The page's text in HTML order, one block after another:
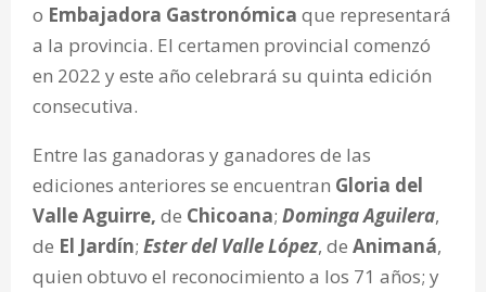
o Embajadora Gastronómica que representará
a la provincia. El certamen provincial comenzó
en 2022 y este año celebrará su quinta edición
consecutiva.
Entre las ganadoras y ganadores de las
ediciones anteriores se encuentran Gloria del
Valle Aguirre, de Chicoana; Dominga Aguilera,
de El Jardín; Ester del Valle López, de Animaná,
quien obtuvo el reconocimiento a los 71 años; y